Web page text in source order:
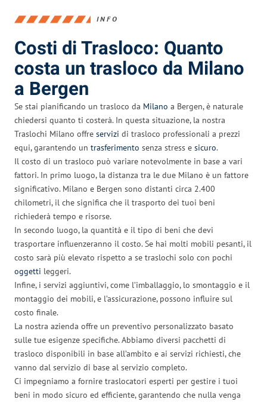
INFO
Costi di Trasloco: Quanto
costa un trasloco da Milano
a Bergen
Se stai pianificando un trasloco da Milano a Bergen, è naturale
chiedersi quanto ti costerà. In questa situazione, la nostra
Traslochi Milano offre servizi di trasloco professionali a prezzi
equi, garantendo un trasferimento senza stress e sicuro.
Il costo di un trasloco può variare notevolmente in base a vari
fattori. In primo luogo, la distanza tra le due Milano è un fattore
significativo. Milano e Bergen sono distanti circa 2.400
chilometri, il che significa che il trasporto dei tuoi beni
richiederà tempo e risorse.
In secondo luogo, la quantità e il tipo di beni che devi
trasportare influenzeranno il costo. Se hai molti mobili pesanti, il
costo sarà più elevato rispetto a se traslochi solo con pochi
oggetti leggeri.
Infine, i servizi aggiuntivi, come l’imballaggio, lo smontaggio e il
montaggio dei mobili, e l’assicurazione, possono influire sul
costo finale.
La nostra azienda offre un preventivo personalizzato basato
sulle tue esigenze specifiche. Abbiamo diversi pacchetti di
trasloco disponibili in base all’ambito e ai servizi richiesti, che
vanno dal servizio di base al servizio completo.
Ci impegniamo a fornire traslocatori esperti per gestire i tuoi
beni in modo sicuro ed efficiente, garantendo che nulla venga